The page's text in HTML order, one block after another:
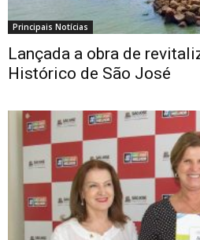
Principais Notícias
Lançada a obra de
Histórico de São José